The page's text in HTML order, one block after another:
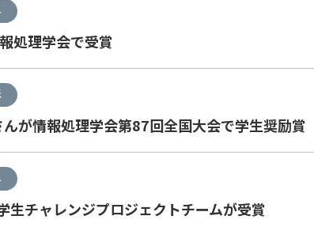
処理学会で受賞
が情報処理学会第87回全国大会で学生奨励賞
チャレンジプロジェクトチームが受賞